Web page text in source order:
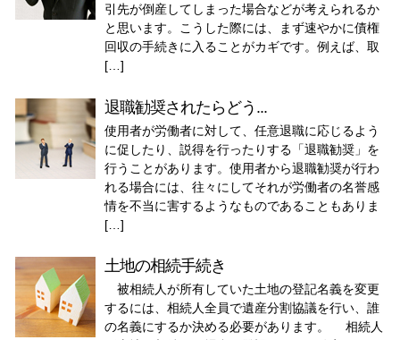
引先が倒産してしまった場合などが考えられるか
と思います。こうした際には、まず速やかに債権
回収の手続きに入ることがカギです。例えば、取
[…]
退職勧奨されたらどう...
使用者が労働者に対して、任意退職に応じるよう
に促したり、説得を行ったりする「退職勧奨」を
行うことがあります。使用者から退職勧奨が行わ
れる場合には、往々にしてそれが労働者の名誉感
情を不当に害するようなものであることもありま
[…]
土地の相続手続き
被相続人が所有していた土地の登記名義を変更
するには、相続人全員で遺産分割協議を行い、誰
の名義にするか決める必要があります。 相続人